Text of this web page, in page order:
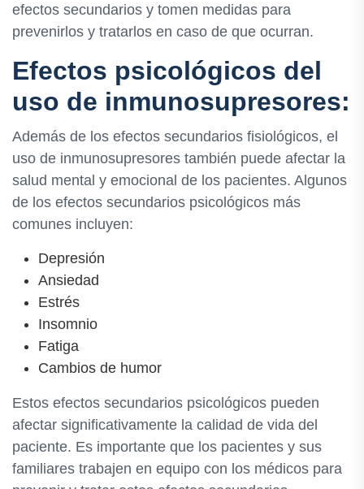
efectos secundarios y tomen medidas para
prevenirlos y tratarlos en caso de que ocurran.
Efectos psicológicos del
uso de inmunosupresores:
Además de los efectos secundarios fisiológicos, el
uso de inmunosupresores también puede afectar la
salud mental y emocional de los pacientes. Algunos
de los efectos secundarios psicológicos más
comunes incluyen:
Depresión
Ansiedad
Estrés
Insomnio
Fatiga
Cambios de humor
Estos efectos secundarios psicológicos pueden
afectar significativamente la calidad de vida del
paciente. Es importante que los pacientes y sus
familiares trabajen en equipo con los médicos para